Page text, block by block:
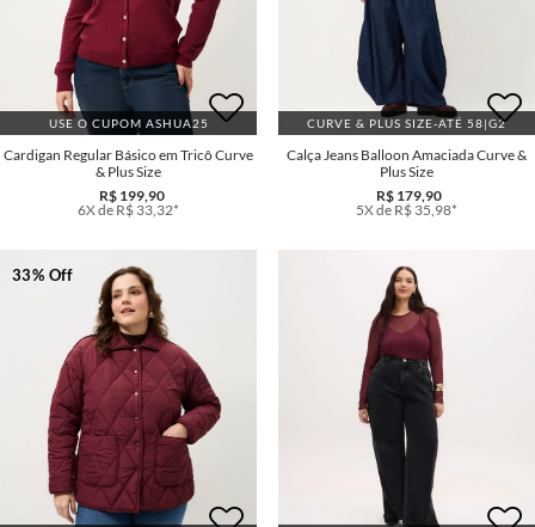
USE O CUPOM ASHUA25
Cardigan Regular Básico em Tricô Curve
& Plus Size
R$ 199,90
6X de R$ 33,32*
CURVE & PLUS SIZE-ATÉ 58|G2
Calça Jeans Balloon Amaciada Curve &
Plus Size
R$ 179,90
5X de R$ 35,98*
33% Off